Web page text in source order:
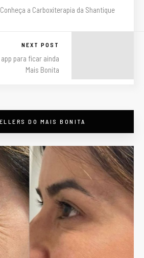
Conheça a Carboxiterapia da Shantique
NEXT POST
para ficar ainda
Mais Bonita
DO MAIS BONITA